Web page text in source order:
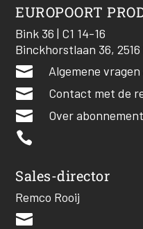
EUROPOORT
Bink 36 | C1 14-16
Binckhorstlaan 36, 2516
 Algemene
 Contact met de
 Over

Sales-director
Remco Rooij
